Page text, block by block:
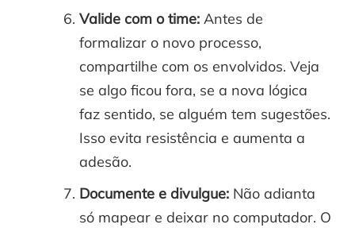
Valide com o time: Antes de
formalizar o novo processo,
compartilhe com os envolvidos. Veja
se algo ficou fora, se a nova lógica
faz sentido, se alguém tem sugestões.
Isso evita resistência e aumenta a
adesão.
Documente e divulgue: Não adianta
só mapear e deixar no computador. O